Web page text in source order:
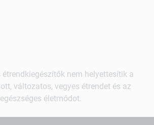
nem helyettesítik a
változatos, vegyes étrendet és az
egészséges életmódot.